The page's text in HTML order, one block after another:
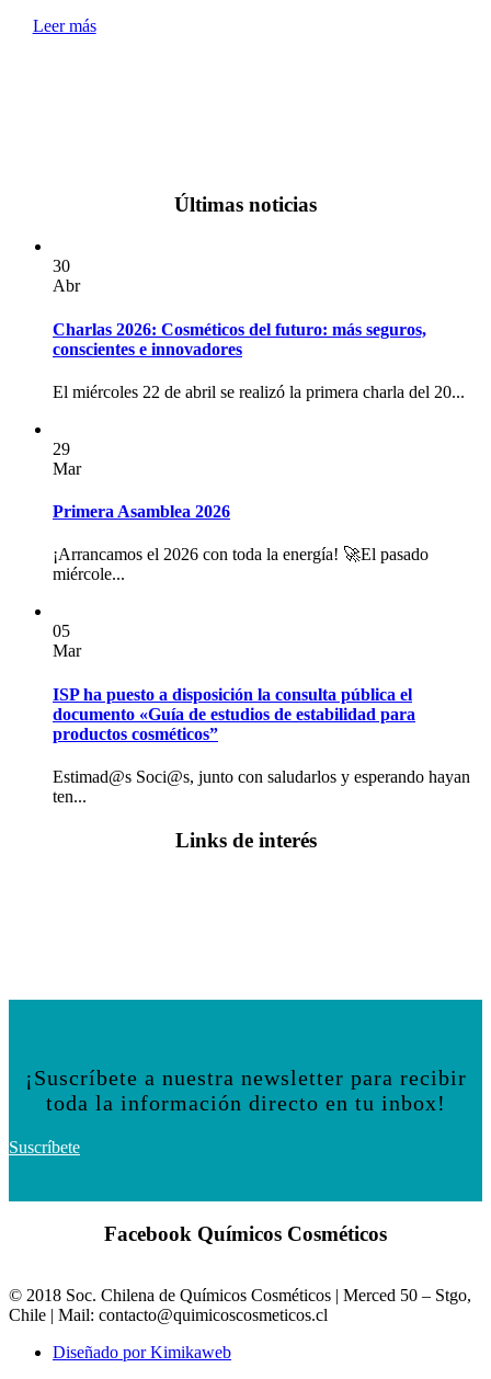
Leer más
Últimas noticias
30
Abr
Charlas 2026: Cosméticos del futuro: más seguros,
conscientes e innovadores
El miércoles 22 de abril se realizó la primera charla del 20...
29
Mar
Primera Asamblea 2026
¡Arrancamos el 2026 con toda la energía! 🚀El pasado
miércole...
05
Mar
ISP ha puesto a disposición la consulta pública el
documento «Guía de estudios de estabilidad para
productos cosméticos”
Estimad@s Soci@s, junto con saludarlos y esperando hayan
ten...
Links de interés
¡Suscríbete a nuestra newsletter para recibir
toda la información directo en tu inbox!
Suscríbete
Facebook Químicos Cosméticos
© 2018 Soc. Chilena de Químicos Cosméticos | Merced 50 – Stgo,
Chile | Mail: contacto@quimicoscosmeticos.cl
Diseñado por Kimikaweb